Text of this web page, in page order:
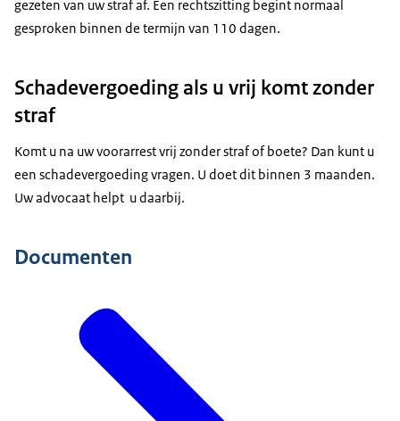
gezeten van uw straf af. Een rechtszitting begint normaal
gesproken binnen de termijn van 110 dagen.
Schadevergoeding als u vrij komt zonder
straf
Komt u na uw voorarrest vrij zonder straf of boete? Dan kunt u
een schadevergoeding vragen. U doet dit binnen 3 maanden.
Uw advocaat helpt u daarbij.
Documenten